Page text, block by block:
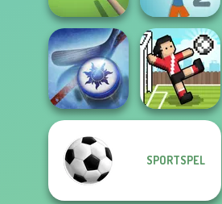
Pool Master 3D Muscle Clicker 2
Air Hockey Cup
SPORTSPEL